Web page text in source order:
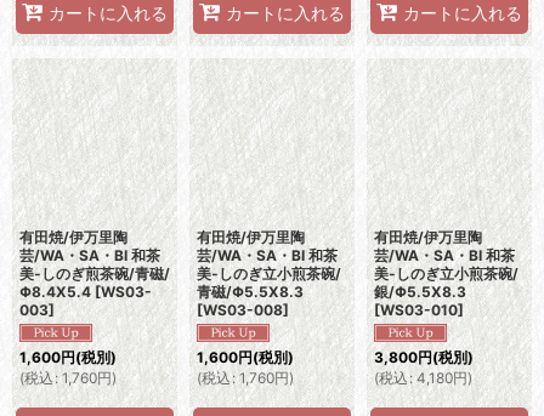
カートに入れる カートに入れる カートに入れる
有田焼/伊万里陶
芸/WA・SA・BI 和茶
美-しのぎ煎茶碗/青磁/
Φ8.4X5.4 [WS03-
003]
1,600円(税別)
(税込 : 1,760円)
有田焼/伊万里陶
芸/WA・SA・BI 和茶
美-しのぎ立小煎茶碗/
青磁/Φ5.5X8.3
[WS03-008]
1,600円(税別)
(税込: 1,760円)
有田焼/伊万里陶
芸/WA・SA・BI 和茶
美-しのぎ立小煎茶碗/
銀/Φ5.5X8.3
[WS03-010]
3,800円(税別)
(税込: 4,180円)